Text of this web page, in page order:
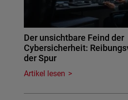
Der unsichtbare Feind der
Cybersicherheit:
der Spur
Artikel lesen